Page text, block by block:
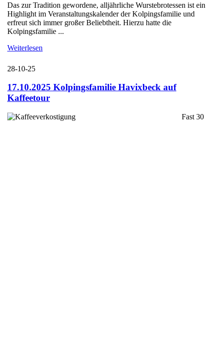
Das zur Tradition gewordene, alljährliche Wurstebrotessen ist ein
Highlight im Veranstaltungskalender der Kolpingsfamilie und
erfreut sich immer großer Beliebtheit. Hierzu hatte die
Kolpingsfamilie ...
Weiterlesen
28-10-25
17.10.2025 Kolpingsfamilie Havixbeck auf
Kaffeetour
Fast 30